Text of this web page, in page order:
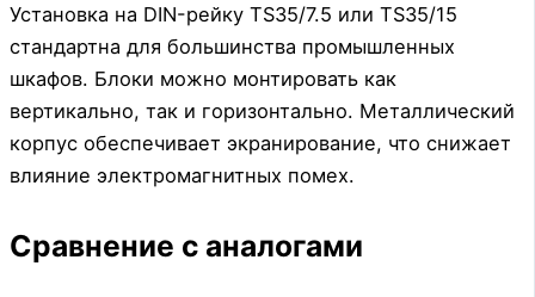
Установка на DIN-рейку TS35/7.5 или TS35/15
стандартна для большинства промышленных
шкафов. Блоки можно монтировать как
вертикально, так и горизонтально. Металлический
корпус обеспечивает экранирование, что снижает
влияние электромагнитных помех.
Сравнение с аналогами